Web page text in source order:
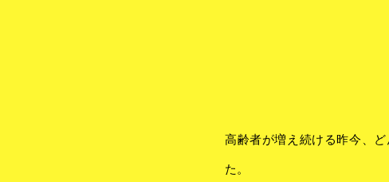
高齢者が増え続ける昨今、
た。